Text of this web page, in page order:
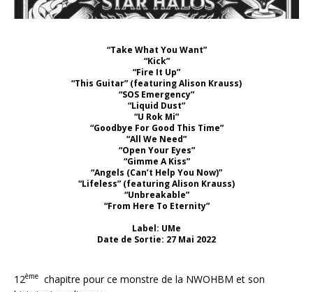
“Take What You Want”
“Kick”
“Fire It Up”
“This Guitar” (featuring Alison Krauss)
“SOS Emergency”
“Liquid Dust”
“U Rok Mi”
“Goodbye For Good This Time”
“All We Need”
“Open Your Eyes”
“Gimme A Kiss”
“Angels (Can’t Help You Now)”
“Lifeless” (featuring Alison Krauss)
“Unbreakable”
“From Here To Eternity”
Label: UMe
Date de Sortie: 27 Mai 2022
12ème chapitre pour ce monstre de la NWOHBM et son